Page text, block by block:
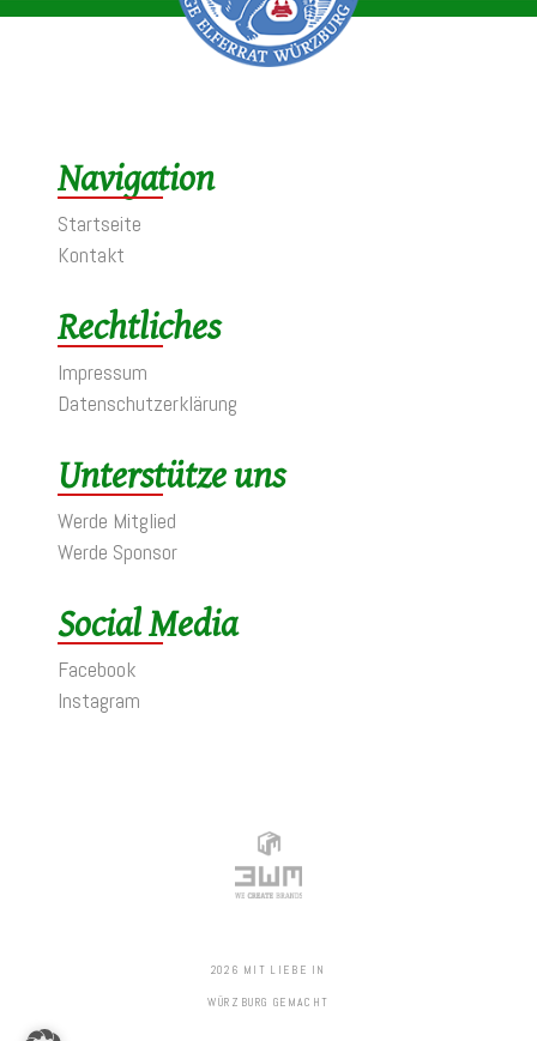
Navigation
Startseite
Kontakt
Rechtliches
Impressum
Datenschutzerklärung
Unterstütze uns
Werde Mitglied
Werde Sponsor
Social Media
Facebook
Instagram
2026 MIT LIEBE IN
WÜRZBURG GEMACHT